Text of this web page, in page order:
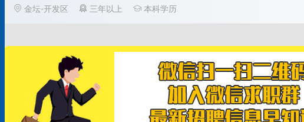
金坛-开发区
三年以上 本科学历